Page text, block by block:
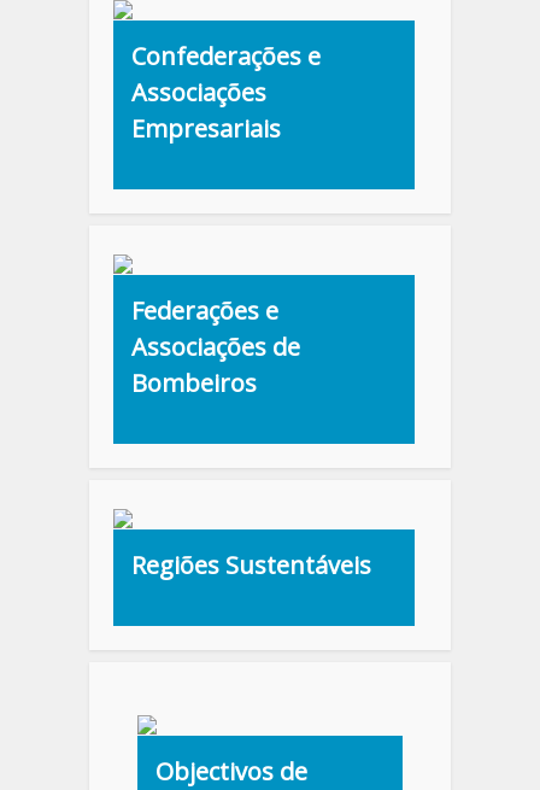
Confederações e
Associações
Empresariais
Federações e
Associações de
Bombeiros
Regiões Sustentáveis
Objectivos de